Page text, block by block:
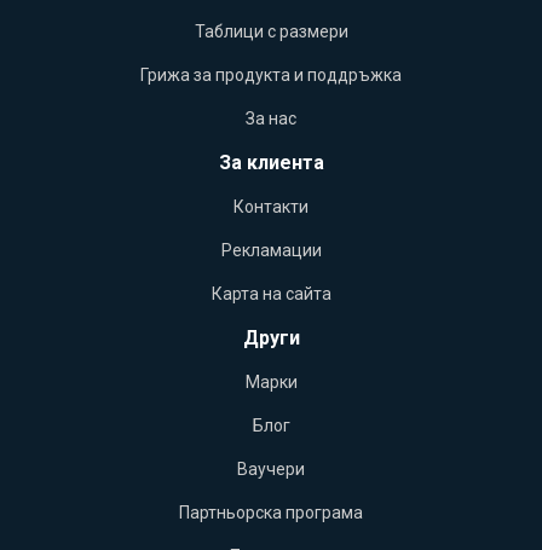
Таблици с размери
Грижа за продукта и поддръжка
За нас
За клиента
Контакти
Рекламации
Карта на сайта
Други
Марки
Блог
Ваучери
Партньорска програма